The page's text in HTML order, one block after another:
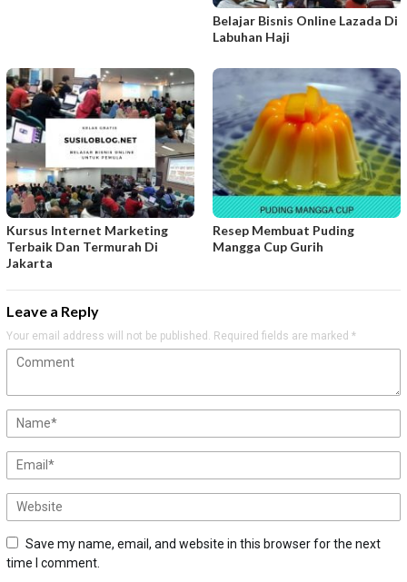
Belajar Bisnis Online Lazada Di
Labuhan Haji
Kursus Internet Marketing
Terbaik Dan Termurah Di
Jakarta
Resep Membuat Puding
Mangga Cup Gurih
Leave a Reply
Your email address will not be published. Required fields are marked *
Save my name, email, and website in this browser for the next
time I comment.